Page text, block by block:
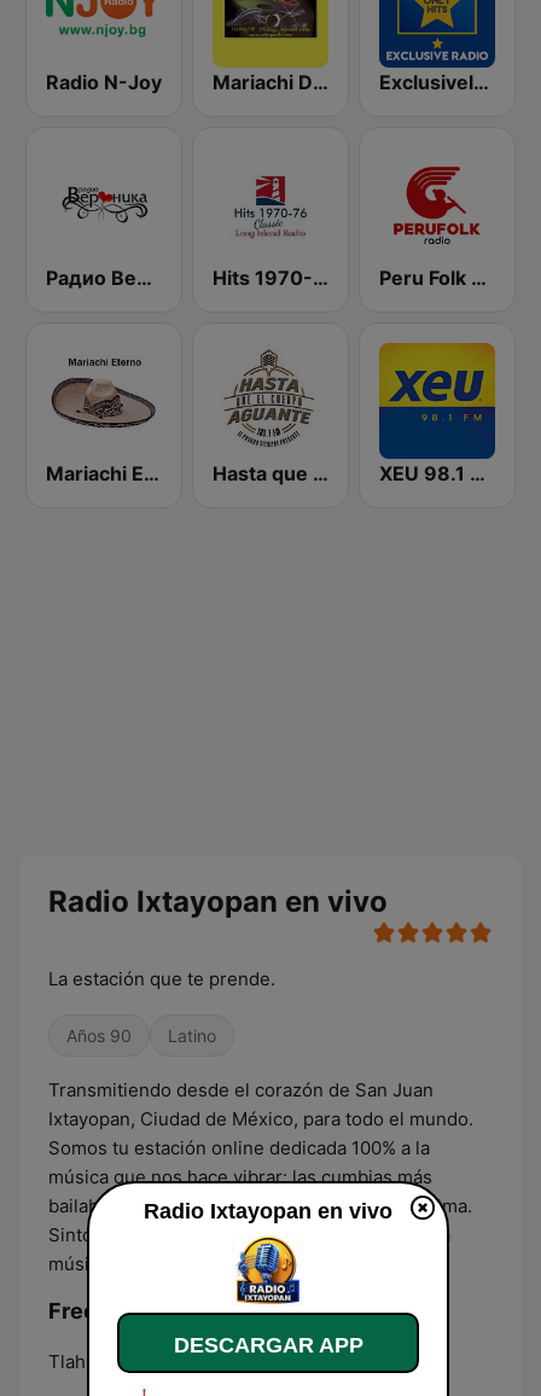
Radio N-Joy Mariachi Digital Exclusively Beatles - HITS
Радио Вероника 96.7 (Radio Veronika) Hits 1970-76 Peru Folk Radio
Mariachi Eterno Hasta que el Cuerpo Aguante XEU 98.1 FM
Radio Ixtayopan en vivo
La estación que te prende.
Años 90 Latino
Transmitiendo desde el corazón de San Juan
Ixtayopan, Ciudad de México, para todo el mundo.
Somos tu estación online dedicada 100% a la
música que nos hace vibrar: las cumbias más
bailables y los éxitos gruperos que llegan al alma.
Sintonízanos y lleva contigo todo el sabor de la
música.
Frecuencias Radio Ixtayopan:
Tlahuac:
Radio Ixtayopan en vivo
DESCARGAR APP